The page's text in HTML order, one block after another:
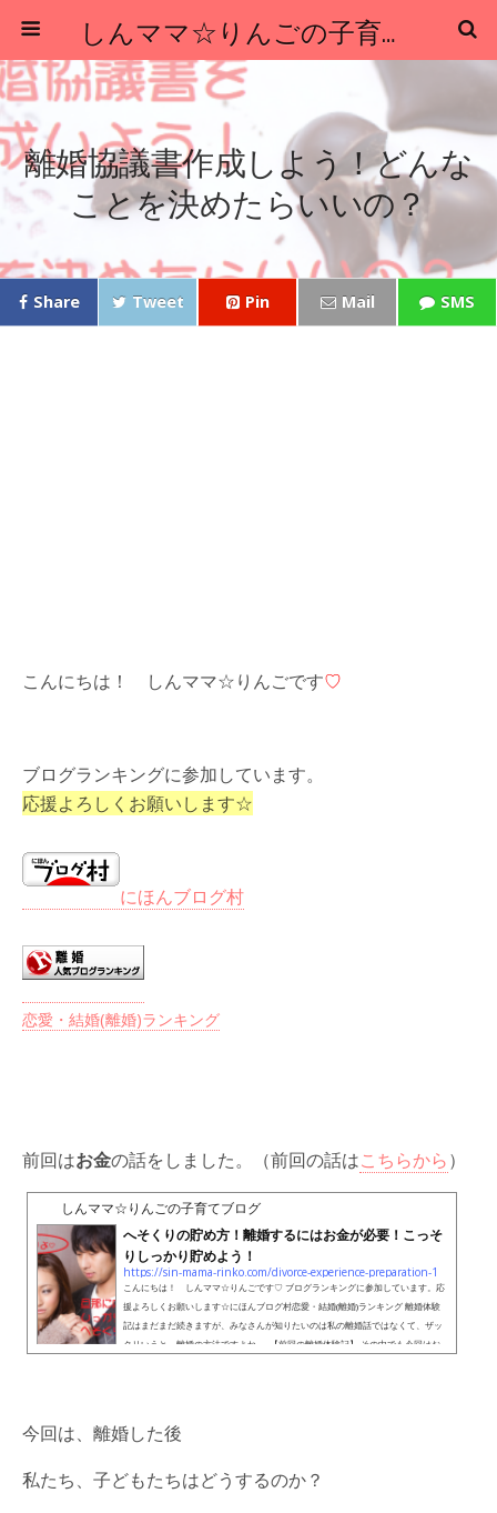
しんママ☆りんごの子育てブログ
離婚協議書作成しよう！どんな
ことを決めたらいいの？
Share Tweet Pin Mail SMS
こんにちは！ しんママ☆りんごです♡
ブログランキングに参加しています。
応援よろしくお願いします☆
にほんブログ村
恋愛・結婚(離婚)ランキング
前回はお金の話をしました。（前回の話はこちらから）
しんママ☆りんごの子育てブログ
へそくりの貯め方！離婚するにはお金が必要！こっそ
りしっかり貯めよう！
https://sin-mama-rinko.com/divorce-experience-preparation-1
こんにちは！ しんママ☆りんごです♡ ブログランキングに参加しています。応
援よろしくお願いします☆にほんブログ村恋愛・結婚(離婚)ランキング 離婚体験
記はまだまだ続きますが、みなさんが知りたいのは私の離婚話ではなくて、ザッ
クリいうと、離婚の方法ですよね。 【前回の離婚体験記】 その中でも今回はお
今回は、離婚した後
私たち、子どもたちはどうするのか？